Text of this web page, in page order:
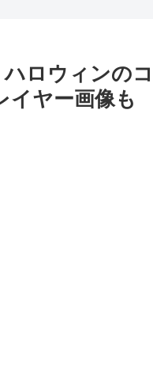
ロウィンの
ヤー画像も